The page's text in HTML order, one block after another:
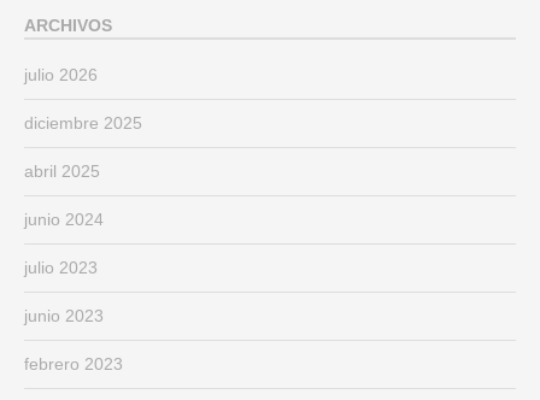
ARCHIVOS
julio 2026
diciembre 2025
abril 2025
junio 2024
julio 2023
junio 2023
febrero 2023